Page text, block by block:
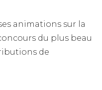
animations sur la
du plus beau
de